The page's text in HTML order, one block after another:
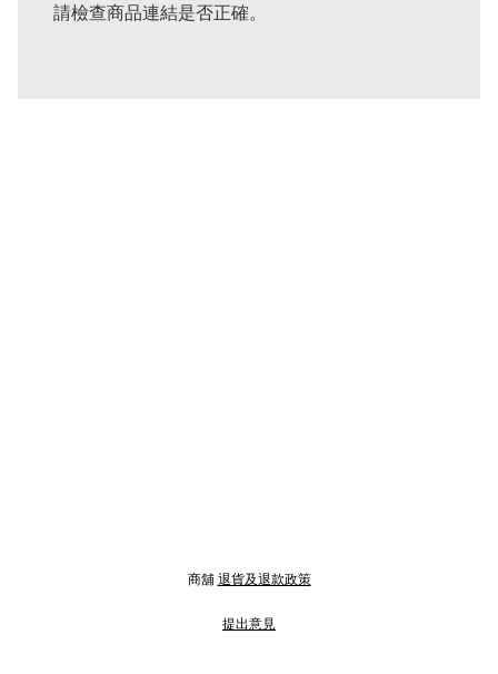
請檢查商品連結是否正確。
商舖 退貨及退款政策
提出意見